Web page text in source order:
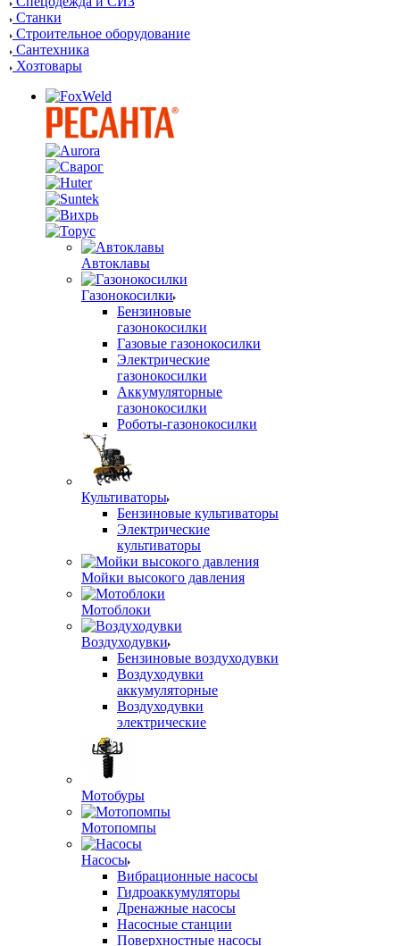
Станки
Строительное оборудование
Сантехника
Хозтовары
Автоклавы
Газонокосилки
Бензиновые
газонокосилки
Газовые газонокосилки
Электрические
газонокосилки
Аккумуляторные
газонокосилки
Роботы-газонокосилки
Культиваторы
Бензиновые культиваторы
Электрические
культиваторы
Мойки высокого давления
Мотоблоки
Воздуходувки
Бензиновые воздуходувки
Воздуходувки
аккумуляторные
Воздуходувки
электрические
Мотобуры
Мотопомпы
Насосы
Вибрационные насосы
Гидроаккумуляторы
Дренажные насосы
Насосные станции
Поверхностные насосы